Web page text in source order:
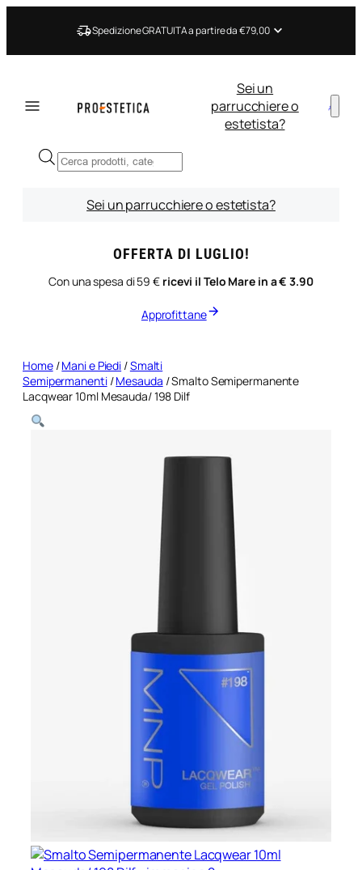
Spedizione GRATUITA a partire da €79,00
Sei un
parrucchiere o
estetista?
Ricerca
prodotti
Sei un parrucchiere o estetista?
OFFERTA DI LUGLIO!
Con una spesa di 59 € ricevi il Telo Mare in a € 3.90
Approfittane
Home/Mani e Piedi /Smalti
Semipermanenti/Mesauda / Smalto Semipermanente
Lacqwear 10ml Mesauda/ 198 Dilf